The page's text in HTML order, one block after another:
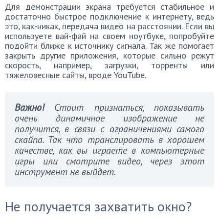
Для демонстрации экрана требуется стабильное и
достаточно быстрое подключение к интернету, ведь
это, как-никак, передача видео на расстоянии. Если вы
используете вай-фай на своем ноутбуке, попробуйте
подойти ближе к источнику сигнала. Так же помогает
закрыть другие приложения, которые сильно режут
скорость, например, загрузки, торренты или
тяжеловесные сайты, вроде YouTube.
Важно! Стоит признаться, показывать
очень динамичное изображение не
получится, в связи с ограничениями самого
скайпа. Так что транслировать в хорошем
качестве, как вы играете в компьютерные
игры или смотрите видео, через этот
инструмент не выйдет.
Не получается захватить окно?